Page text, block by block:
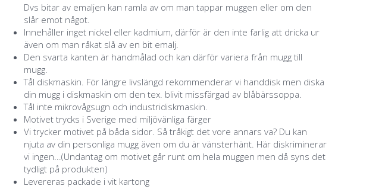
Dvs bitar av emaljen kan ramla av om man tappar muggen eller om den
slår emot något.
Innehåller inget nickel eller kadmium, därför är den inte farlig att dricka ur
även om man råkat slå av en bit emalj.
Den svarta kanten är handmålad och kan därför variera från mugg till
mugg.
Tål diskmaskin. För längre livslängd rekommenderar vi handdisk men diska
din mugg i diskmaskin om den tex. blivit missfärgad av blåbärssoppa.
Tål inte mikrovågsugn och industridiskmaskin.
Motivet trycks i Sverige med miljövänliga färger
Vi trycker motivet på båda sidor. Så tråkigt det vore annars va? Du kan
njuta av din personliga mugg även om du är vänsterhänt. Här diskriminerar
vi ingen...(Undantag om motivet går runt om hela muggen men då syns det
tydligt på produkten)
Levereras packade i vit kartong